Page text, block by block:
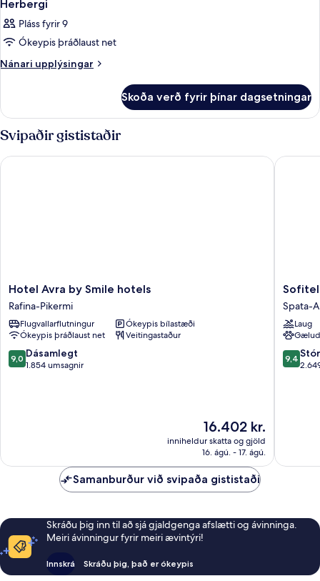
Herbergi
Pláss fyrir 9
Ókeypis þráðlaust net
Nánari upplýsingar
Nánari
Skoða verð fyrir þínar dagsetningar
Svipaðir gististaðir
Hotel
Avra
by
Smile
hotels
Rafina-
Pikermi
Hotel Avra by Smile hotels
Rafina-Pikermi
Flugvallarflutningur
Ókeypis bílastæði
Ókeypis þráðlaust net
Veitingastaður
9.0
af
9,0 Dásamlegt
1.854 umsagnir
Verðið
er
16.402 kr.
16.402 kr.
inniheldur skatta og gjöld
16. ágú. - 17. ágú.
Hotel Avra by Smile hotels
Sofitel
Athens
Airport
Spata-
Spata-
Laug
9.4
af
9,4
Sofitel
Samanburður við svipaða gististaði
Skráðu þig inn til að sjá gjaldgenga afslætti og ávinninga.
Meiri ávinningur fyrir meiri ævintýri!
Innskrá Skráðu þig, það er ókeypis